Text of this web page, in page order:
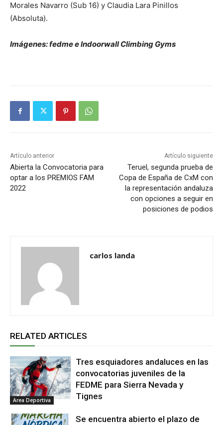
Morales Navarro (Sub 16) y Claudia Lara Pinillos
(Absoluta).
Imágenes: fedme e Indoorwall Climbing Gyms
Artículo anterior
Abierta la Convocatoria para
optar a los PREMIOS FAM
2022
Artículo siguiente
Teruel, segunda prueba de
Copa de España de CxM con
la representación andaluza
con opciones a seguir en
posiciones de podios
carlos landa
RELATED ARTICLES
Area Deportiva
Tres esquiadores andaluces en las
convocatorias juveniles de la
FEDME para Sierra Nevada y
Tignes
Se encuentra abierto el plazo de